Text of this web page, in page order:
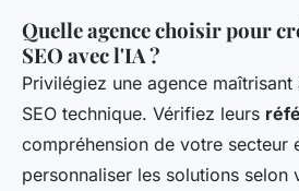
Quelle agence choisir pour
SEO avec l'IA ?
Privilégiez une agence
SEO technique. Vérifiez leurs
compréhension de votre secteur
personnaliser les solutions selon